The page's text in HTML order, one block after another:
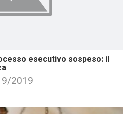
esecutivo sospeso: il
9/2019